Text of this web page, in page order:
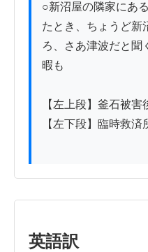
○新沼屋の隣家にあ
たとき、ちょうど新
ろ、さあ津波だと聞
暇も
【左上段】釜石被害
【左下段】臨時救済
英語訳